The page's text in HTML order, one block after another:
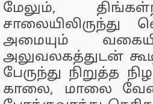
மேலும்,
அமையும்
அலுவலகத்துடன்
பேருந்து நிறுத்த
காலை, மாலை